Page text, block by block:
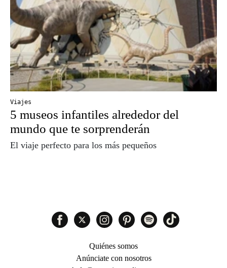
Viajes
5 museos infantiles alrededor del
mundo que te sorprenderán
El viaje perfecto para los más pequeños
Quiénes somos
Anúnciate con nosotros